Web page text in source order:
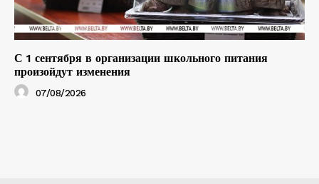
С 1 сентября в организации школьного питания
произойдут изменения
07/08/2026